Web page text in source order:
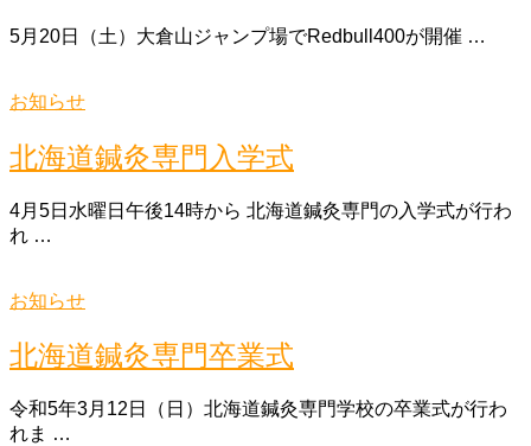
5月20日（土）大倉山ジャンプ場でRedbull400が開催 …
お知らせ
北海道鍼灸専門入学式
4月5日水曜日午後14時から 北海道鍼灸専門の入学式が行わ
れ …
お知らせ
北海道鍼灸専門卒業式
令和5年3月12日（日）北海道鍼灸専門学校の卒業式が行わ
れま …